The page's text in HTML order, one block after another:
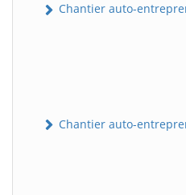
Chantier auto-
Chantier auto-